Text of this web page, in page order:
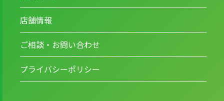
店舗情報
ご相談・お問い合わせ
プライバシーポリシー